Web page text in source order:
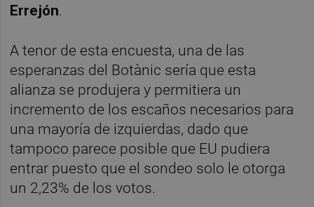
Errejón.
A tenor de esta encuesta, una de las
esperanzas del Botànic sería que esta
alianza se produjera y permitiera un
incremento de los escaños necesarios para
una mayoría de izquierdas, dado que
tampoco parece posible que EU pudiera
entrar puesto que el sondeo solo le otorga
un 2,23% de los votos.